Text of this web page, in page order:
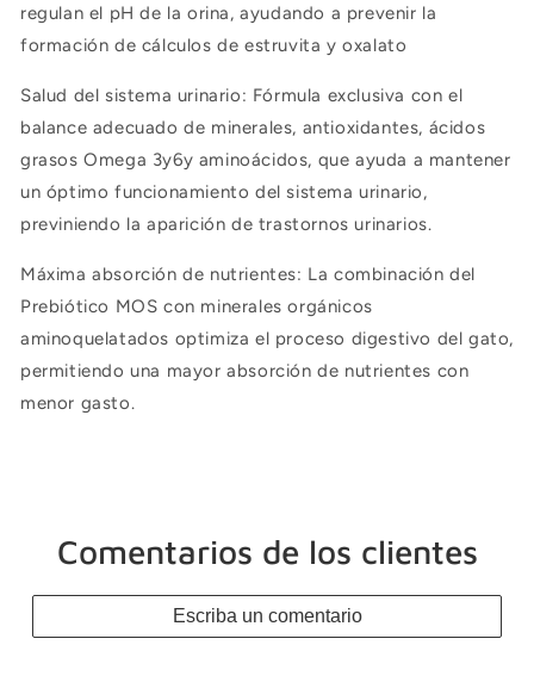
regulan el pH de la orina, ayudando a prevenir la
formación de cálculos de estruvita y oxalato
Salud del sistema urinario: Fórmula exclusiva con el
balance adecuado de minerales, antioxidantes, ácidos
grasos Omega 3y6y aminoácidos, que ayuda a mantener
un óptimo funcionamiento del sistema urinario,
previniendo la aparición de trastornos urinarios.
Máxima absorción de nutrientes: La combinación del
Prebiótico MOS con minerales orgánicos
aminoquelatados optimiza el proceso digestivo del gato,
permitiendo una mayor absorción de nutrientes con
menor gasto.
Comentarios de los clientes
Escriba un comentario